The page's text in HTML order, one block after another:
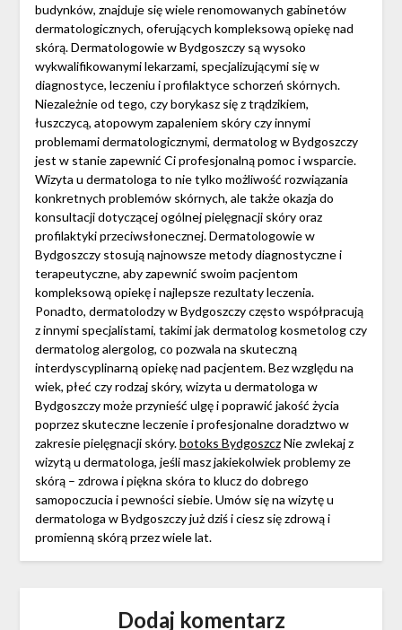
budynków, znajduje się wiele renomowanych gabinetów
dermatologicznych, oferujących kompleksową opiekę nad
skórą. Dermatologowie w Bydgoszczy są wysoko
wykwalifikowanymi lekarzami, specjalizującymi się w
diagnostyce, leczeniu i profilaktyce schorzeń skórnych.
Niezależnie od tego, czy borykasz się z trądzikiem,
łuszczycą, atopowym zapaleniem skóry czy innymi
problemami dermatologicznymi, dermatolog w Bydgoszczy
jest w stanie zapewnić Ci profesjonalną pomoc i wsparcie.
Wizyta u dermatologa to nie tylko możliwość rozwiązania
konkretnych problemów skórnych, ale także okazja do
konsultacji dotyczącej ogólnej pielęgnacji skóry oraz
profilaktyki przeciwsłonecznej. Dermatologowie w
Bydgoszczy stosują najnowsze metody diagnostyczne i
terapeutyczne, aby zapewnić swoim pacjentom
kompleksową opiekę i najlepsze rezultaty leczenia.
Ponadto, dermatolodzy w Bydgoszczy często współpracują
z innymi specjalistami, takimi jak dermatolog kosmetolog czy
dermatolog alergolog, co pozwala na skuteczną
interdyscyplinarną opiekę nad pacjentem. Bez względu na
wiek, płeć czy rodzaj skóry, wizyta u dermatologa w
Bydgoszczy może przynieść ulgę i poprawić jakość życia
poprzez skuteczne leczenie i profesjonalne doradztwo w
zakresie pielęgnacji skóry.botoks BydgoszczNie zwlekaj z
wizytą u dermatologa, jeśli masz jakiekolwiek problemy ze
skórą – zdrowa i piękna skóra to klucz do dobrego
samopoczucia i pewności siebie. Umów się na wizytę u
dermatologa w Bydgoszczy już dziś i ciesz się zdrową i
promienną skórą przez wiele lat.
Dodaj komentarz